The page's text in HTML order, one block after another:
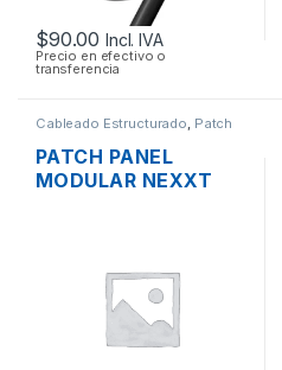
$90.00 Incl. IVA
Precio en efectivo o
transferencia
Cableado Estructurado Patch
PATCH PANEL
MODULAR NEXXT